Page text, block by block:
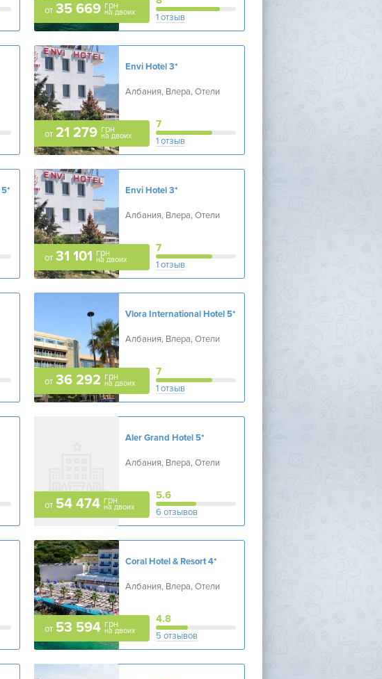
от 35 669 грн
на двоих 1 отзыв
от 21 279 грн
на двоих
Envi Hotel3*
Албания, Влера, Отели
7
1 отзыв
5*
от 31 101 грн
на двоих
Envi Hotel3*
Албания, Влера, Отели
7
1 отзыв
от 36 292 грн
на двоих
Vlora International Hotel5*
Албания, Влера, Отели
7
1 отзыв
от 54 474 грн
на двоих
Aler Grand Hotel5*
Албания, Влера, Отели
5.6
6 отзывов
от 53 594 грн
на двоих
Coral Hotel & Resort4*
Албания, Влера, Отели
4.8
5 отзывов